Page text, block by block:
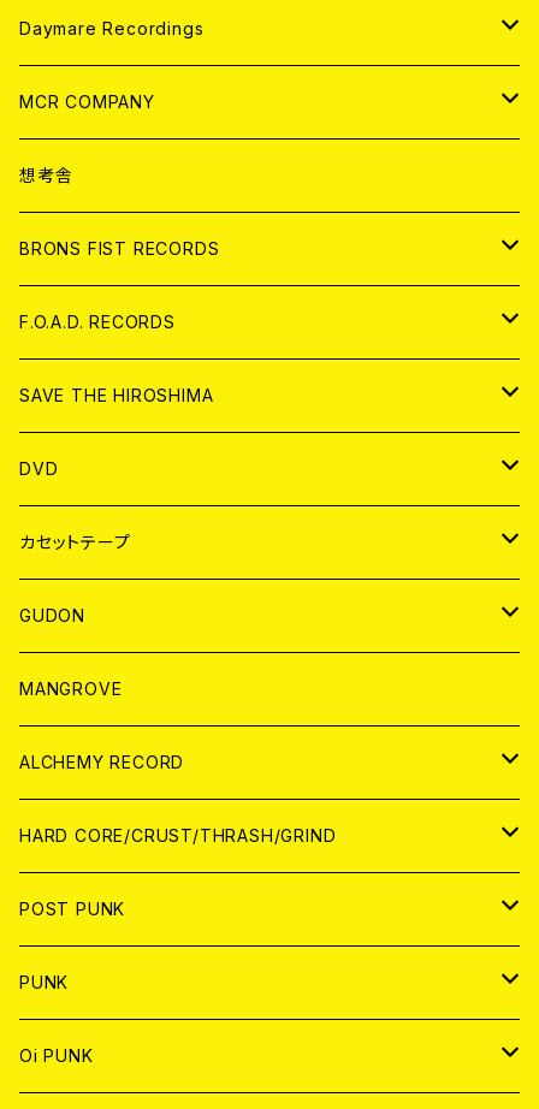
アパレル
ANALOG
CD
ANALOG
Daymare Recordings
CD
ANALOG
MCR COMPANY
CD
アパレル
ANALOG
想考舎
BRONS FIST RECORDS
CD
ANALOG
F.O.A.D. RECORDS
CD
ANALOG
SAVE THE HIROSHIMA
アパレル
BADGE
DVD
JAPAN
WORLD
カセットテープ
JAPAN
WORLD
GUDON
アパレル
PATCH
アナログ
DIGITAL CONTENTS
MANGROVE
ALCHEMY RECORD
CD
ANALOG
HARD CORE/CRUST/THRASH/GRIND
JAPAN
CD
ANALOG
WORLD
CD
POST PUNK
CD
JAPAN
ANALOG
PUNK
JAPAN
Oi PUNK